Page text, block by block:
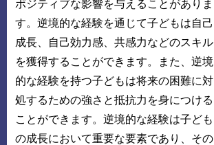
ポジティブな影響を与えることがありま
す。逆境的な経験を通じて子どもは自己
成長、自己効力感、共感力などのスキル
を獲得することができます。また、逆境
的な経験を持つ子どもは将来の困難に対
処するための強さと抵抗力を身につける
ことができます。逆境的な経験は子ども
の成長において重要な要素であり、その